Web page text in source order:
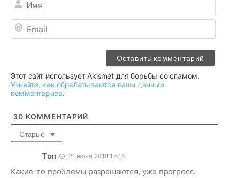
Этот сайт использует Akismet для борьбы со спамом.
Узнайте, как обрабатываются ваши данные
комментариев.
30 КОММЕНТАРИЙ
Старые
Топ 21 июня 2018 17:16
Какие-то проблемы разрешаются, уже прогресс.